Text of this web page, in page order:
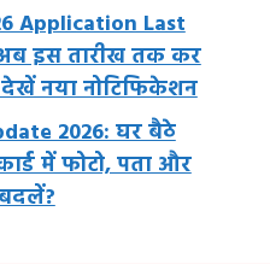
Application Last
इस तारीख तक कर
नया नोटिफिकेशन
2026: घर बैठे
में फोटो, पता और